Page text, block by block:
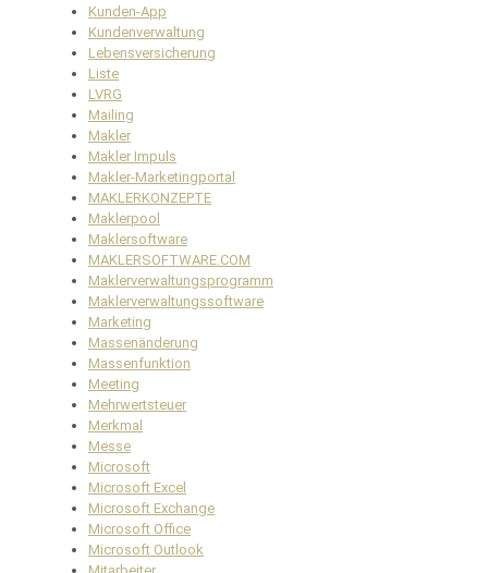
Kunden-App
Kundenverwaltung
Lebensversicherung
Liste
LVRG
Mailing
Makler
Makler Impuls
Makler-Marketingportal
MAKLERKONZEPTE
Maklerpool
Maklersoftware
MAKLERSOFTWARE.COM
Maklerverwaltungsprogramm
Maklerverwaltungssoftware
Marketing
Massenänderung
Massenfunktion
Meeting
Mehrwertsteuer
Merkmal
Messe
Microsoft
Microsoft Excel
Microsoft Exchange
Microsoft Office
Microsoft Outlook